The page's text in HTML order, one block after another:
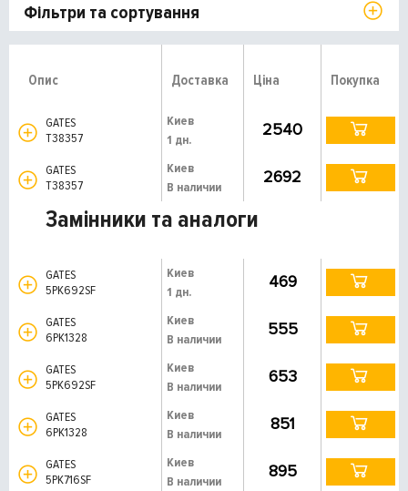
Фільтри та сортування
Опис Доставка Ціна Покупка
GATES
T38357
Киев
1 дн.
2540
GATES
T38357
Киев
В наличии
2692
Замінники та аналоги
GATES
5PK692SF
Киев
1 дн.
469
GATES
6PK1328
Киев
В наличии
555
GATES
5PK692SF
Киев
В наличии
653
GATES
6PK1328
Киев
В наличии
851
GATES
5PK716SF
Киев
В наличии
895